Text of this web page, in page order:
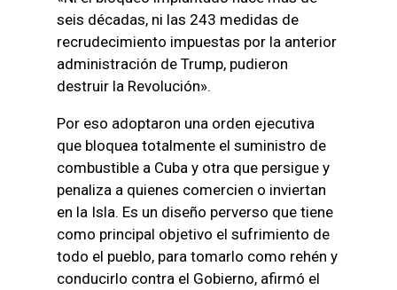
seis décadas, ni las 243 medidas de
recrudecimiento impuestas por la anterior
administración de Trump, pudieron
destruir la Revolución».
Por eso adoptaron una orden ejecutiva
que bloquea totalmente el suministro de
combustible a Cuba y otra que persigue y
penaliza a quienes comercien o inviertan
en la Isla. Es un diseño perverso que tiene
como principal objetivo el sufrimiento de
todo el pueblo, para tomarlo como rehén y
conducirlo contra el Gobierno, afirmó el